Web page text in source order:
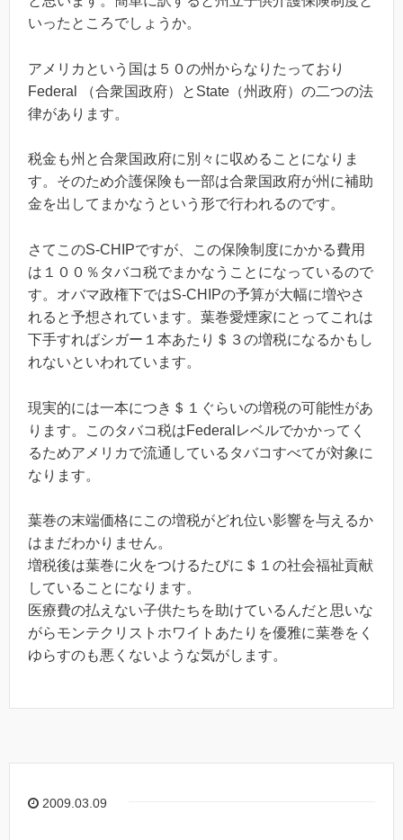
いったところでしょうか。
アメリカという国は５０の州からなりたっており
Federal （合衆国政府）とState（州政府）の二つの法
律があります。
税金も州と合衆国政府に別々に収めることになりま
す。そのため介護保険も一部は合衆国政府が州に補助
金を出してまかなうという形で行われるのです。
さてこのS-CHIPですが、この保険制度にかかる費用
は１００％タバコ税でまかなうことになっているので
す。オバマ政権下ではS-CHIPの予算が大幅に増やさ
れると予想されています。葉巻愛煙家にとってこれは
下手すればシガー１本あたり＄３の増税になるかもし
れないといわれています。
現実的には一本につき＄１ぐらいの増税の可能性があ
ります。このタバコ税はFederalレベルでかかってく
るためアメリカで流通しているタバコすべてが対象に
なります。
葉巻の末端価格にこの増税がどれ位い影響を与えるか
はまだわかりません。
増税後は葉巻に火をつけるたびに＄１の社会福祉貢献
していることになります。
医療費の払えない子供たちを助けているんだと思いな
がらモンテクリストホワイトあたりを優雅に葉巻をく
ゆらすのも悪くないような気がします。
2009.03.09